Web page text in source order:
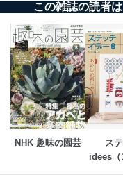
この雑誌の読者
NHK 趣味の園芸
ス
idees（